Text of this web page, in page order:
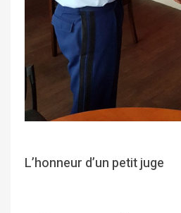
L’honneur d’un petit juge